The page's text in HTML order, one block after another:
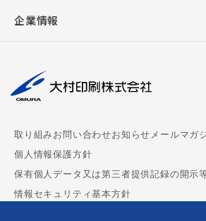
バリアブル印刷
AUGGLE
御朱印帳
キャラクター販促
組版
ビジネス漫画制作
デジタルサイネージ
デジタル教科書制作
chuboz
MEDPORTAL
新卒採用
大村印刷の働き方
企業情報
会社概要
事業拠点
取り組みお問い合わせお知らせ メールマガ
個人情報保護方針
保有個人データ又は第三者提供記録の開示
情報セキュリティ基本方針